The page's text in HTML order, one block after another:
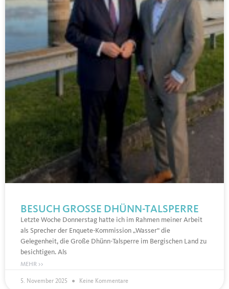
BESUCH GROSSE DHÜNN-TALSPERRE
Letzte Woche Donnerstag hatte ich im Rahmen meiner Arbeit
als Sprecher der Enquete-Kommission „Wasser“ die
Gelegenheit, die Große Dhünn-Talsperre im Bergischen Land zu
besichtigen. Als
MEHR >>
5. November 2025 Keine Kommentare